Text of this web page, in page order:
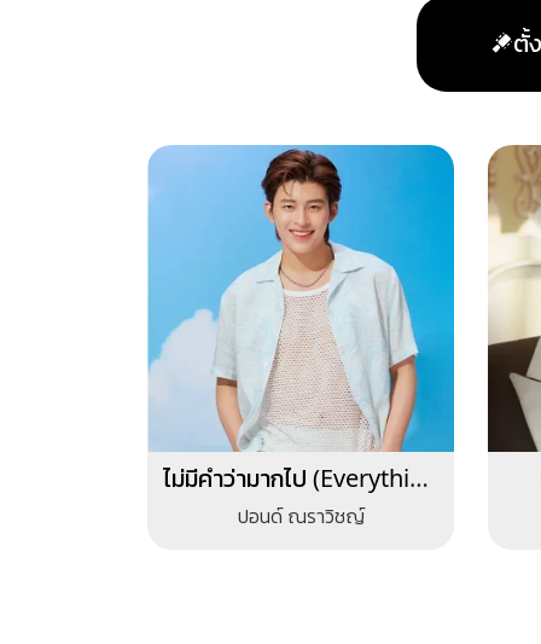
ตั้
ไม่มีคำว่ามากไป (Everything
is for you)
ปอนด์ ณราวิชญ์